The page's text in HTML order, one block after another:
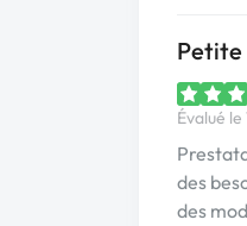
Petite
Évalué
des
des